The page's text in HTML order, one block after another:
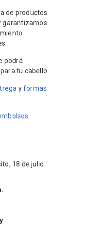
de productos
garantizamos
podrá
tu cabello.
yformas
18 de julio